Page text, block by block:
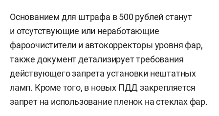
Основанием для штрафа в 500 рублей станут
и отсутствующие или неработающие
фароочистители и автокорректоры уровня фар,
также документ детализирует требования
действующего запрета установки нештатных
ламп. Кроме того, в новых ПДД закрепляется
запрет на использование пленок на стеклах фар.